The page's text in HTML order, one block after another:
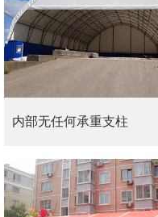
内部无任何承重支柱